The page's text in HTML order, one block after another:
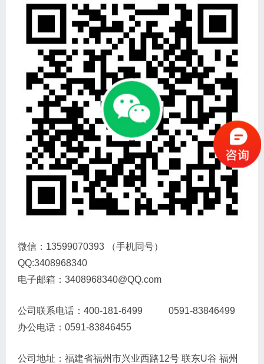
微信：13599070393 （手机同号）
QQ:3408968340
电子邮箱：3408968340@QQ.com
公司联系电话：400-181-6499 0591-83846499
办公电话：0591-83846455
公司地址：福建省福州市兴业西路12号 联东U谷 福州